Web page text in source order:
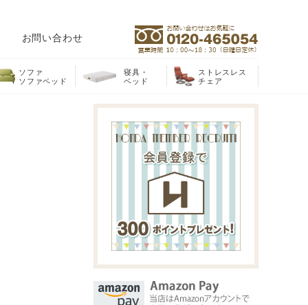
お問い合わせ
ソファ
ソファベッド
寝具・
ベッド
ストレスレス
チェア